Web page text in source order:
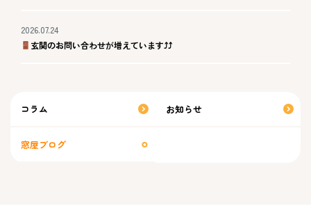
2026.07.24
玄関のお問い合わせが増えています⤴⤴
コラム お知らせ
窓屋ブログ